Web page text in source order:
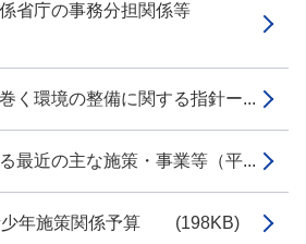
省庁の事務分担関係等
く環境の整備に関する指針ー...
最近の主な施策・事業等（平...
少年施策関係予算 (198KB)